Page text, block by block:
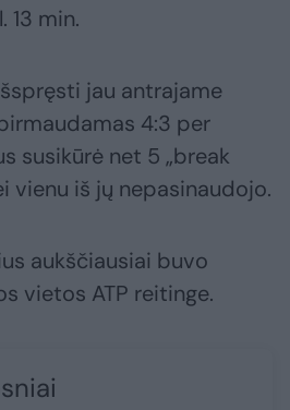
13 min.
jau antrajame
4:3 per
susikūrė net 5 „break
vienu iš jų nepasinaudojo.
aukščiausiai buvo
vietos ATP reitinge.